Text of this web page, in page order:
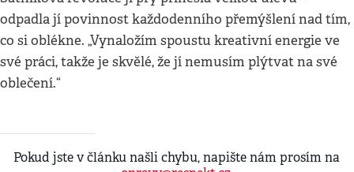
odpadla jí povinnost každodenního přemýšlení nad tím,
co si oblékne. „Vynaložím spoustu kreativní energie ve
své práci, takže je skvělé, že jí nemusím plýtvat na své
oblečení.“
Pokud jste v článku našli chybu, napište nám prosím na